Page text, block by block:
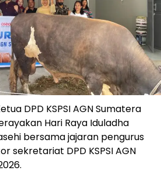
DPD KSPSI AGN Sumatera
Hari Raya Iduladha
bersama jajaran pengurus
sekretariat DPD KSPSI AGN